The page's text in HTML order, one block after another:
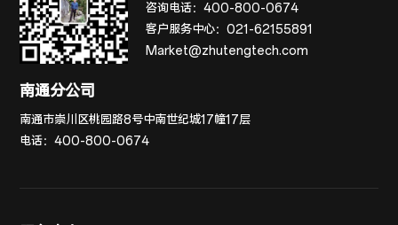
咨询电话：400-800-0674
客户服务中心：021-62155891
Market@zhutengtech.com
南通分公司
南通市崇川区桃园路8号中南世纪城17幢17层
电话：400-800-0674